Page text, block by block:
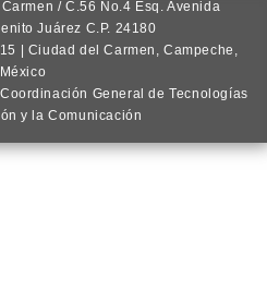
/ C.56 No.4 Esq. Avenida
Juárez C.P. 24180
| Ciudad del Carmen, Campeche,
México
General de Tecnologías
y la Comunicación